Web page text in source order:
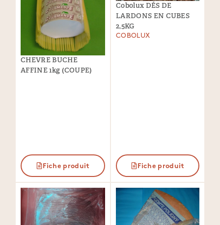
CHEVRE BUCHE
AFFINE 1kg (COUPE)
Fiche produit
Cobolux DÉS DE
LARDONS EN CUBES
2,5KG
COBOLUX
Fiche produit